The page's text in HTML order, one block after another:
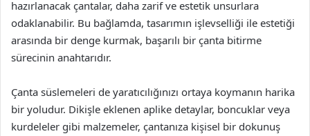
hazırlanacak çantalar, daha zarif ve estetik unsurlara
odaklanabilir. Bu bağlamda, tasarımın işlevselliği ile estetiği
arasında bir denge kurmak, başarılı bir çanta bitirme
sürecinin anahtarıdır.
Çanta süslemeleri de yaratıcılığınızı ortaya koymanın harika
bir yoludur. Dikişle eklenen aplike detaylar, boncuklar veya
kurdeleler gibi malzemeler, çantanıza kişisel bir dokunuş